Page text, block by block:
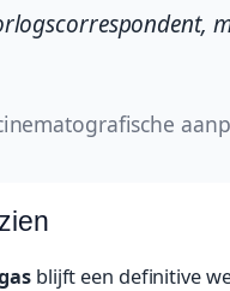
blijft een definitive